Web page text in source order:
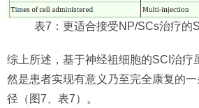
表7：更适合接受NP/SCs治疗的
综上所述，基于神经祖细胞的SCI治疗
然是患者实现有意义乃至完全康复的
径（图7、表7）。